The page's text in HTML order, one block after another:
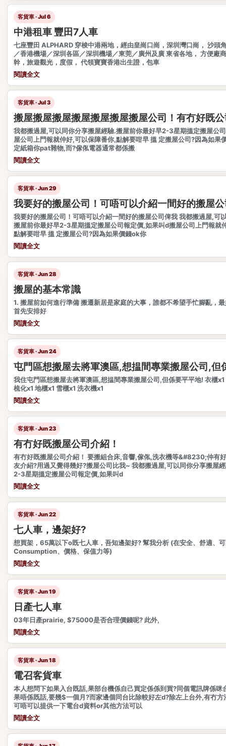
客貨車 · Jul 6
中港租車 豐田7人車
七座豐田 ALPHARD 穿梭中港兩地，經由皇崗口崗，深圳灣口崗， 沙頭
／香港機場／深圳各區／深圳機場／東莞／廣州及廣 東省各地， 方便廠
幹，旅遊觀光，度假， 代領寶寶香港出生證，包車
閱讀全文
客貨車 · Jul 3
搬屋搬屋搬屋搬屋搬屋搬屋搬屋公司！有冇好既
我都搬過屋,可以同你分享搬屋經驗.搬屋前你最好早2-3星期搵定搬屋公
屋公司上門報就仲好,可以保障番你,點解要咁早 搵 定搬屋公司?因為如果
定紙箱你pat雜物,而?傢俬電器通常都係搬
閱讀全文
客貨車 · Jun 29
我要好的搬屋公司！可唔可以介紹一間好的搬屋
我要好的搬屋公司！可唔可以介紹一間好的搬屋公司俾我 我都搬過屋,可
搬屋前你最好早2-3星期搵定搬屋公司報定價,如果叫d搬屋公司上門報就
點解要咁早 搵 定搬屋公司?因為如果價錢ok你
閱讀全文
客貨車 · Jun 28
搬屋的基本常識
1. 搬屋前如何進行準備 搬遷新居是家庭的大事，誰都不希望手忙腳亂，
首先安排好
閱讀全文
客貨車 · Jun 24
屯門區想搬屋去將軍澳區,想揾間專業搬屋公司,但
我住屯門區想搬屋去將軍澳區,想揾間專業搬屋公司,但係要平平地! 衣櫃x1
梳化x1 地櫃x1 雪櫃x1 洗衣機x1
閱讀全文
客貨車 · Jun 23
有冇好既搬屋公司介紹！
有冇好既搬屋公司介紹！ 要搬組合床,音響,傢俬,洗衣機等&#8230;仲有
友介紹?用過又覺得幾好?搬屋公司比我~ 我都搬過屋,可以同你分享搬屋
2-3星期搵定搬屋公司報定價,如果叫d
閱讀全文
客貨車 · Jun 22
七人車，邊架好?
想買架，65萬以下o既七人車，吾知邊架好? 幫我分析 (在安全、舒適、
Consumption、價格、保值力等)
閱讀全文
客貨車 · Jun 19
日產七人車
03年日產prairie, $75000是否合理價錢呢? 此外,
閱讀全文
客貨車 · Jun 18
電召客貨車
本人想問下如果入台既話,果部台機係自己買定係係到買?同個電訊牌係
果唔係既話,要幾$一個月?而家邊個同台比除較好左d?除左上台外,有冇方
可唔可以提供一下電台d資料or其他方法可以
閱讀全文